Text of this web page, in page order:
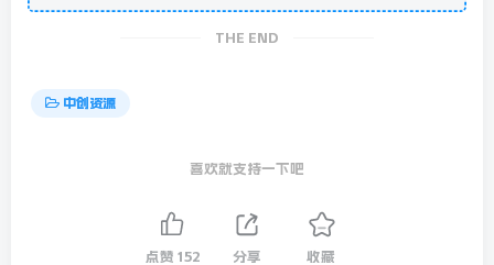
THE END
中创资源
喜欢就支持一下吧
点赞 152 分享 收藏